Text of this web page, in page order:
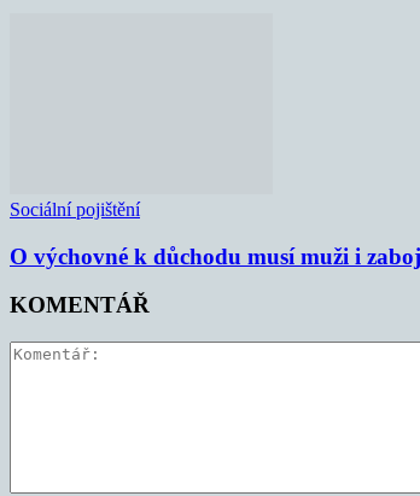
Sociální pojištění
O výchovné k důchodu musí muži i
KOMENTÁŘ